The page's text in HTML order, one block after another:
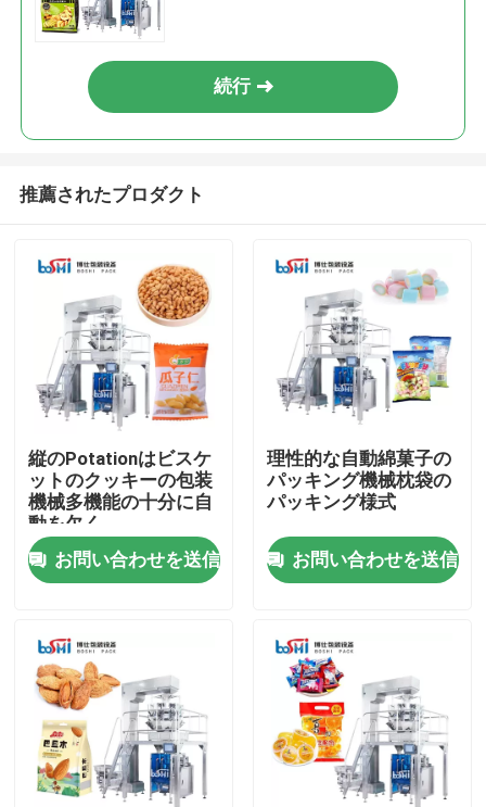
家
私たちに関しては
工場見学
続行
推薦されたプロダクト
縦のPotationはビスケ
ットのクッキーの包装
機械多機能の十分に自
動を欠く
お問い合わせを送信
理性的な自動綿菓子の
パッキング機械枕袋の
パッキング様式
お問い合わせを送信